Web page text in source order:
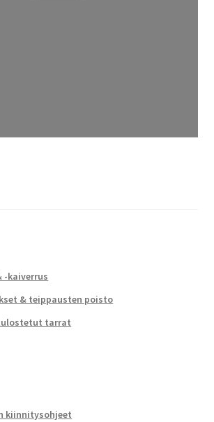
-kaiverrus
& teippausten poisto
tarrat
kiinnitysohjeet